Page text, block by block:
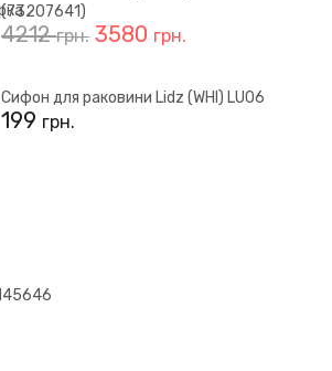
(73207641)
4212грн. 3580 грн.
Сифон для раковини Lidz (WHI) LU06
199 грн.